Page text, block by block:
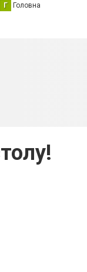
Г Головна